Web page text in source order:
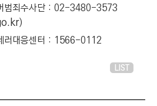
범죄수사단 : 02-3480-3573
)
러대응센터 : 1566-0112
LIST